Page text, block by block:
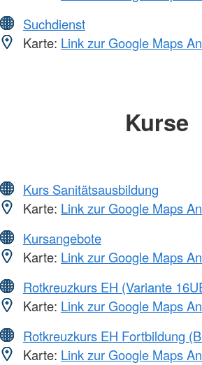
Suchdienst
Karte: Link zur Google Maps
Kurse
Kurs Sanitätsausbildung
Karte: Link zur Google Maps
Kursangebote
Karte: Link zur Google Maps
Rotkreuzkurs EH (Variante
Karte: Link zur Google Maps
Rotkreuzkurs EH Fortbildung
Karte: Link zur Google Maps